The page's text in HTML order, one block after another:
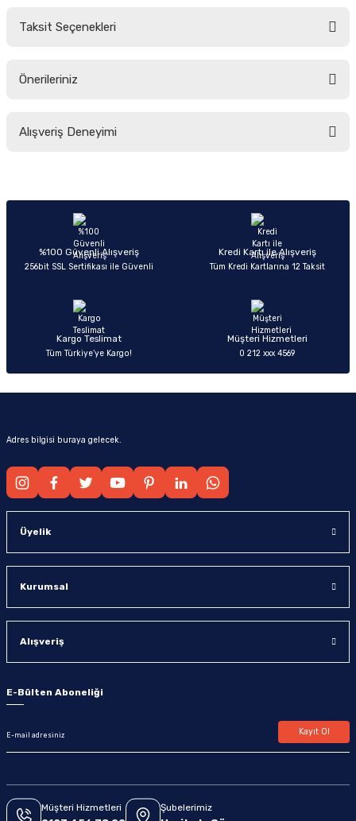
Taksit Seçenekleri
Önerileriniz
yetersiz gördüğünüz noktaları öneri formunu kullanarak tarafımıza
Ürün açıklamasında eksik bilgiler bulunuyor.
Ürün bilgilerinde hatalar bulunuyor.
Ürün fiyatı diğer sitelerden daha pahalı.
Alışveriş Deneyimi
Sitemize ilk yorumu siz yapın!
%100 Güvenli Alışveriş
256bit SSL Sertifikası ile Güvenli
Kredi Kartı ile Alışveriş
Tüm Kredi Kartlarına 12 Taksit
Kargo Teslimat
Tüm Türkiye’ye Kargo!
Müşteri Hizmetleri
0 212 xxx 4569
Adres bilgisi buraya gelecek.
Üyelik
Kurumsal
Alışveriş
E-Bülten Aboneliği
Kayıt Ol
Müşteri Hizmetleri Şubelerimiz